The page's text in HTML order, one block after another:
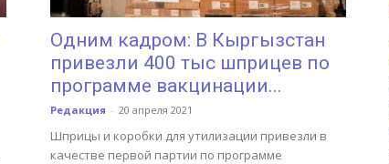
Одним кадром: В Кыргызстан
привезли 400 тыс шприцев по
программе вакцинации...
Редакция - 20 апреля 2021
Шприцы и коробки для утилизации привезли в
качестве первой партии по программе